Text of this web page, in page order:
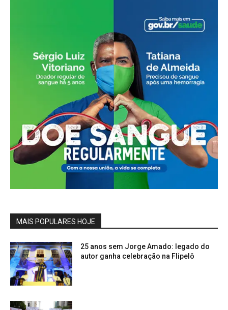
MAIS POPULARES HOJE
25 anos sem Jorge Amado: legado do
autor ganha celebração na Flipelô